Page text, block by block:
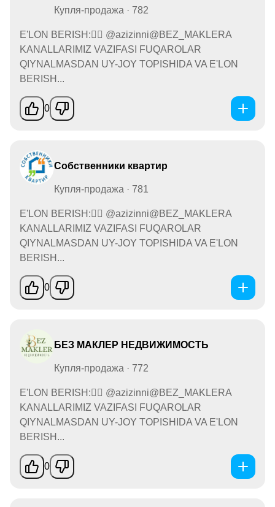
Купля-продажа · 782
E'LON BERISH:👉🏻 @azizinni@BEZ_MAKLERA
KANALLARIMIZ VAZIFASI FUQAROLAR
QIYNALMASDAN UY-JOY TOPISHIDA VA E'LON
BERISH...
0
Собственники квартир
Купля-продажа · 781
E'LON BERISH:👉🏻 @azizinni@BEZ_MAKLERA
KANALLARIMIZ VAZIFASI FUQAROLAR
QIYNALMASDAN UY-JOY TOPISHIDA VA E'LON
BERISH...
0
БЕЗ МАКЛЕР НЕДВИЖИМОСТЬ
Купля-продажа · 772
E'LON BERISH:👉🏻 @azizinni@BEZ_MAKLERA
KANALLARIMIZ VAZIFASI FUQAROLAR
QIYNALMASDAN UY-JOY TOPISHIDA VA E'LON
BERISH...
0